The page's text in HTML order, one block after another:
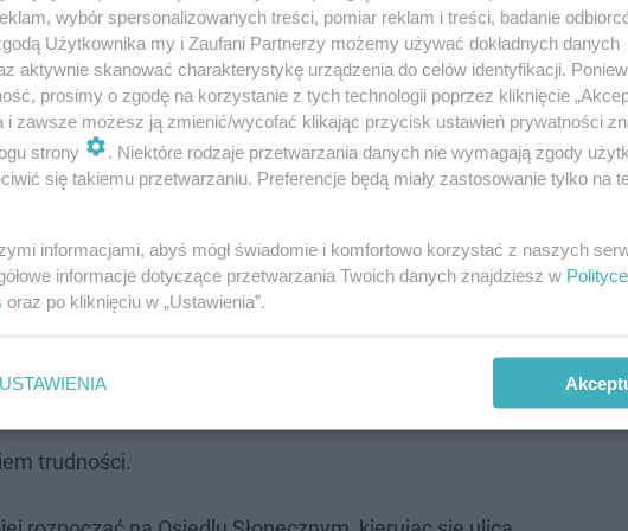
popularnością wśród miłośników fotografii. Wielu
jednym z najlepszych punktów na wykonanie efektownych
oceniłam to miasto"
trudności.
wybór spersonalizowanych treści, pomiar reklam i treści, badanie
Użytkownika my i Zaufani Partnerzy możemy używać dokładnych danych
aktywnie skanować charakterystykę urządzenia do celów identyfikacji.
prosimy o zgodę na korzystanie z tych technologii poprzez kliknięcie
i zawsze możesz ją zmienić/wycofać klikając przycisk ustawień prywatności
strony
. Niektóre rodzaje przetwarzania danych nie wymagają zgody
się takiemu przetwarzaniu. Preferencje będą miały zastosowanie tylko na
informacjami, abyś mógł świadomie i komfortowo korzystać z naszych
informacje dotyczące przetwarzania Twoich danych znajdziesz w Polityce
oraz po kliknięciu w „Ustawienia”.
USTAWIENIA